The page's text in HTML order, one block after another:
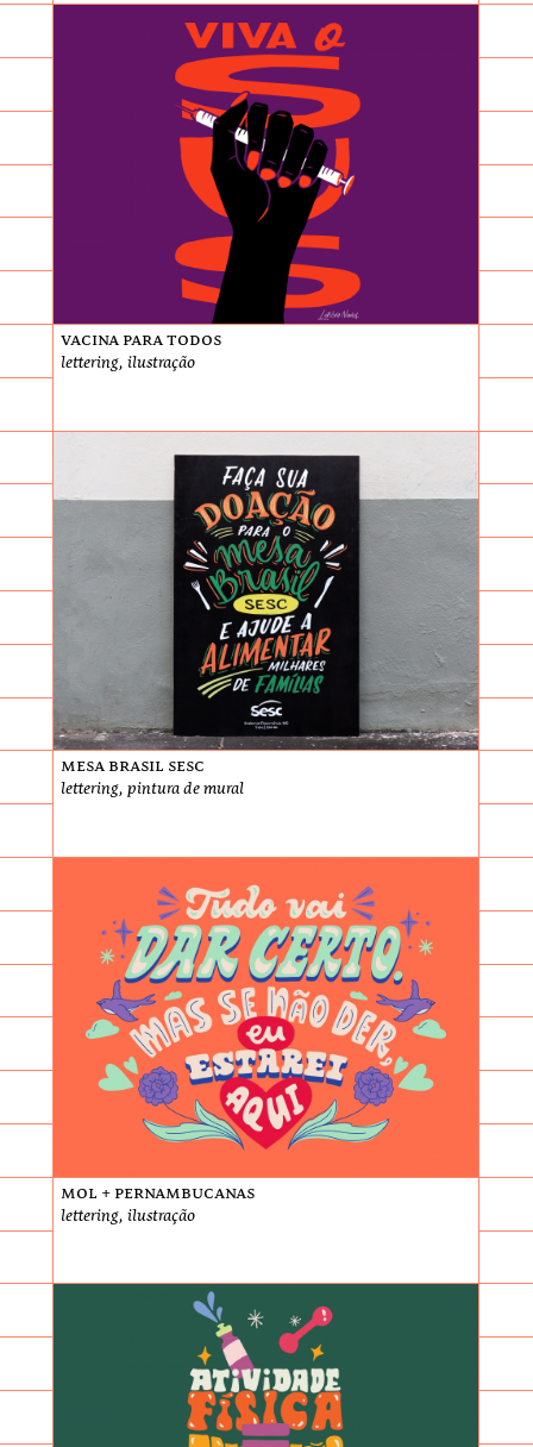
Vacina para todos
lettering, ilustração
Mesa Brasil Sesc
lettering, pintura de mural
Mol + Pernambucanas
lettering, ilustração